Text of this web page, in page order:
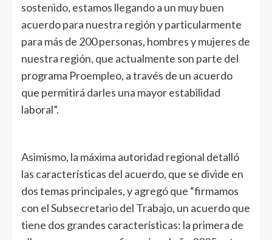
sostenido, estamos llegando a un muy buen
acuerdo para nuestra región y particularmente
para más de 200 personas, hombres y mujeres de
nuestra región, que actualmente son parte del
programa Proempleo, a través de un acuerdo
que permitirá darles una mayor estabilidad
laboral”.
Asimismo, la máxima autoridad regional detalló
las características del acuerdo, que se divide en
dos temas principales, y agregó que “firmamos
con el Subsecretario del Trabajo, un acuerdo que
tiene dos grandes características: la primera de